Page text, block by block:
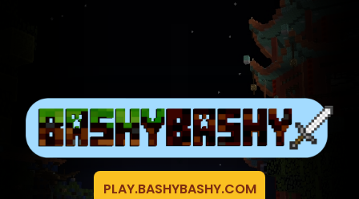
PLAY.BASHYBASHY.COM